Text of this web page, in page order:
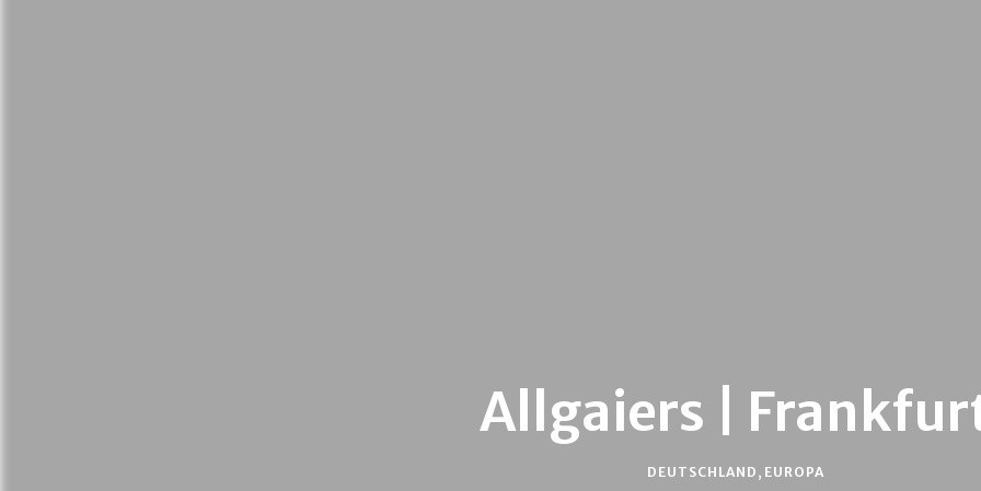
Allgaiers |
DEUTSCHLAND , EUROPA